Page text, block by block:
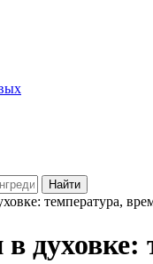
температура,